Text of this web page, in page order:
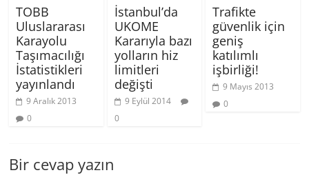
TOBB
Uluslararası
Karayolu
Taşımacılığı
İstatistikleri
yayınlandı
9 Aralık 2013
0
İstanbul’da
UKOME
Kararıyla bazı
yolların hiz
limitleri
değişti
9 Eylül 2014
0
Trafikte
güvenlik için
geniş
katılımlı
işbirliği!
9 Mayıs 2013
0
Bir cevap yazın